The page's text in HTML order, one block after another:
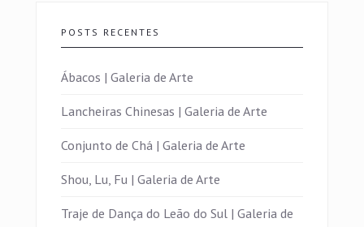
POSTS RECENTES
Ábacos | Galeria de Arte
Lancheiras Chinesas | Galeria de Arte
Conjunto de Chá | Galeria de Arte
Shou, Lu, Fu | Galeria de Arte
Traje de Dança do Leão do Sul | Galeria de